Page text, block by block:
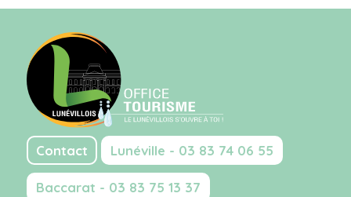
Contact Lunéville - 03 83 74 06 55
Baccarat - 03 83 75 13 37